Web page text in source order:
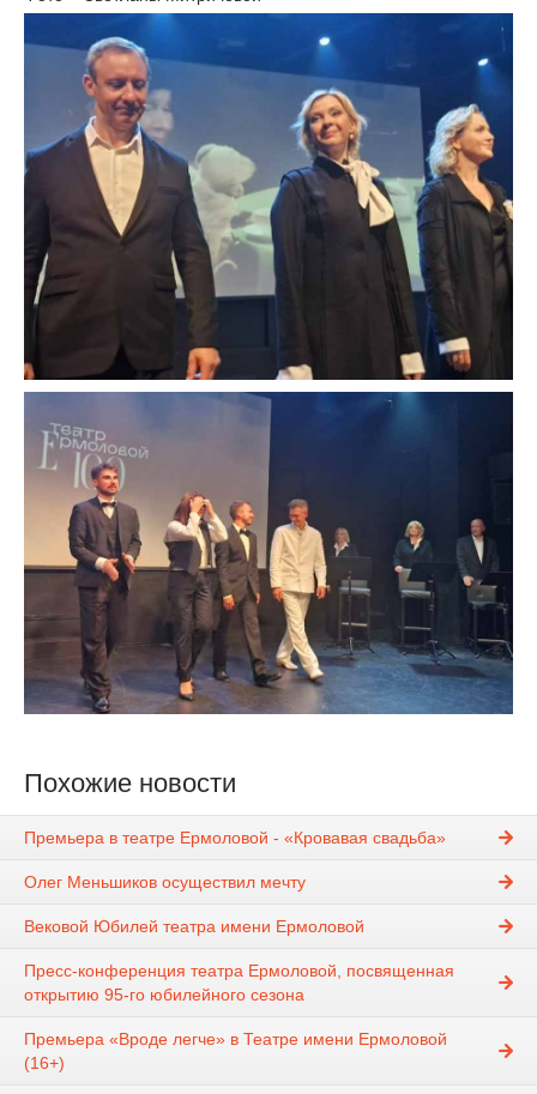
Похожие новости
Премьера в театре Ермоловой - «Кровавая свадьба»
Олег Меньшиков осуществил мечту
Вековой Юбилей театра имени Ермоловой
Пресс-конференция театра Ермоловой, посвященная
открытию 95-го юбилейного сезона
Премьера «Вроде легче» в Театре имени Ермоловой
(16+)